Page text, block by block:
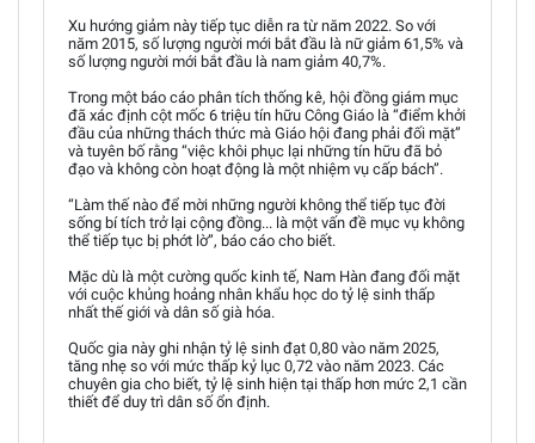
Xu hướng giảm này tiếp tục diễn ra từ năm 2022. So với
năm 2015, số lượng người mới bắt đầu là nữ giảm 61,5% và
số lượng người mới bắt đầu là nam giảm 40,7%.
Trong một báo cáo phân tích thống kê, hội đồng giám mục
đã xác định cột mốc 6 triệu tín hữu Công Giáo là “điểm khởi
đầu của những thách thức mà Giáo hội đang phải đối mặt”
và tuyên bố rằng “việc khôi phục lại những tín hữu đã bỏ
đạo và không còn hoạt động là một nhiệm vụ cấp bách”.
“Làm thế nào để mời những người không thể tiếp tục đời
sống bí tích trở lại cộng đồng... là một vấn đề mục vụ không
thể tiếp tục bị phớt lờ”, báo cáo cho biết.
Mặc dù là một cường quốc kinh tế, Nam Hàn đang đối mặt
với cuộc khủng hoảng nhân khẩu học do tỷ lệ sinh thấp
nhất thế giới và dân số già hóa.
Quốc gia này ghi nhận tỷ lệ sinh đạt 0,80 vào năm 2025,
tăng nhẹ so với mức thấp kỷ lục 0,72 vào năm 2023. Các
chuyên gia cho biết, tỷ lệ sinh hiện tại thấp hơn mức 2,1 cần
thiết để duy trì dân số ổn định.